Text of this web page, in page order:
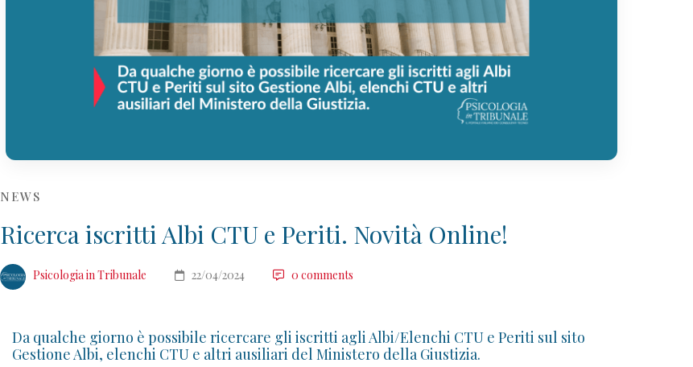
NEWS
Ricerca iscritti Albi CTU e Periti. Novità Online!
Psicologia in Tribunale 22/04/2024 0 comments
Da qualche giorno è possibile ricercare gli iscritti agli Albi/Elenchi CTU e Periti sul sito
Gestione Albi, elenchi CTU e altri ausiliari del Ministero della Giustizia.